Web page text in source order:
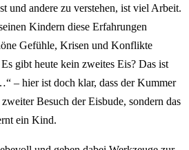
und andere zu verstehen, ist viel Arbeit.
Kindern diese Erfahrungen
Gefühle, Krisen und Konflikte
gibt heute kein zweites Eis? Das ist
– hier ist doch klar, dass der Kummer
Besuch der Eisbude, sondern das
ein Kind.